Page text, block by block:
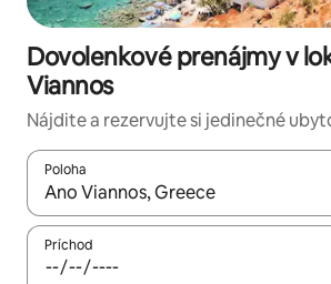
Dovolenkové prenájmy v
Viannos
Nájdite a rezervujte si jedinečné
Poloha
Keď budú výsledky k dispozícii,
Príchod